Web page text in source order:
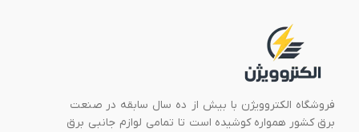
فروشگاه الکتروویژن با بیش از ده سال سابقه در صنعت
برق کشور همواره کوشیده است تا تمامی لوازم جانبی برق